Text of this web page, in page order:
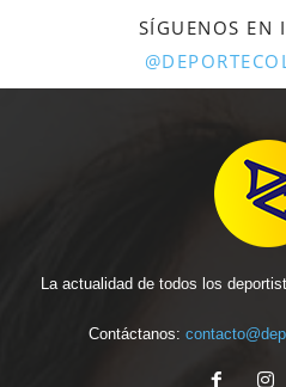
SÍGUENOS EN
La actualidad de todos los
Contáctanos: